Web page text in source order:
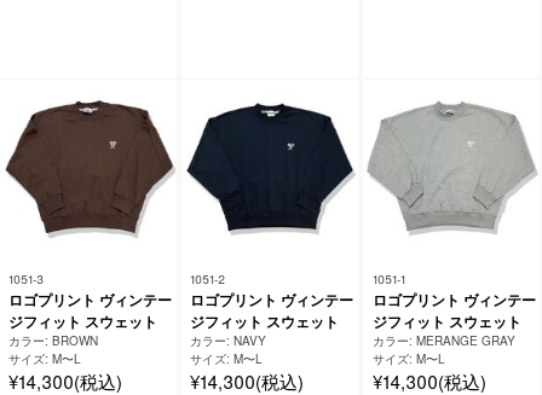
1051-3
ロゴプリント ヴィンテー
ジフィット スウェット
カラー: BROWN
サイズ: M〜L
¥14,300(税込)
1051-2
ロゴプリント ヴィンテー
ジフィット スウェット
カラー: NAVY
サイズ: M〜L
¥14,300(税込)
1051-1
ロゴプリント ヴィンテー
ジフィット スウェット
カラー: MERANGE GRAY
サイズ: M〜L
¥14,300(税込)